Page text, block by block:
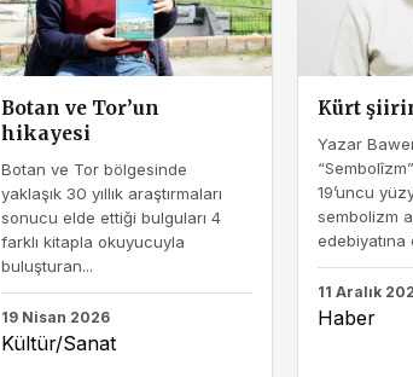
Botan ve Tor’un
hikayesi
Botan ve Tor bölgesinde
yaklaşık 30 yıllık araştırmaları
sonucu elde ettiği bulguları 4
farklı kitapla okuyucuyla
buluşturan...
19 Nisan 2026
Kültür/Sanat
Kürt
Yazar
19’uncu
sembolizm
edebiyatına
11 Aralık
Haber